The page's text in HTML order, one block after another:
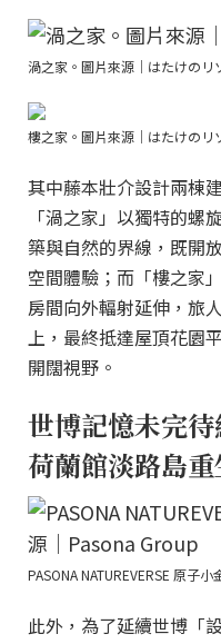
渦之家。圖片來源｜はたけのリ
樓之家。圖片來源｜はたけのリ
其中藤本壯介設計兩棟
「渦之家」以獨特的螺
築與自然的界線，既開
空間體驗；而「樓之家
房間向外輻射延伸，旅
上，最終抵達屋頂花園
開闊視野。
世博記憶未完
荷蘭館淡路島重
PASONA NATUREVERSE 原子
此外，為了延續世博「